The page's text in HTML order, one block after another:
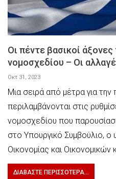
Οι πέντε βασικοί
νομοσχεδίου – Οι
Οκτ 31, 2023
Μια σειρά από μέτρα για
περιλαμβάνονται στις
νομοσχεδίου που
στο Υπουργικό Συμβούλιο, ο
Οικονομίας και Οικονομικών
ΔΙΑΒΆΣΤΕ ΠΕΡΙΣΣΌΤΕΡΑ...